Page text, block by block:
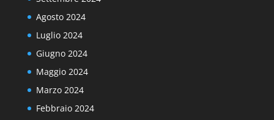
Agosto 2024
Luglio 2024
Giugno 2024
Maggio 2024
Marzo 2024
Febbraio 2024